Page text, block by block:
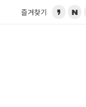
즐겨찾기